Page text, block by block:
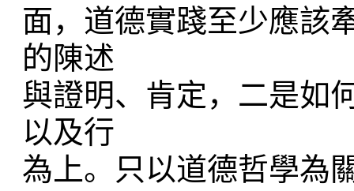
面，道德實踐至少應該
的陳述
與證明、肯定，二是如
以及行
為上。只以道德哲學為